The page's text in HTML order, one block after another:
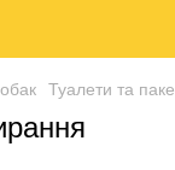
Туалети та